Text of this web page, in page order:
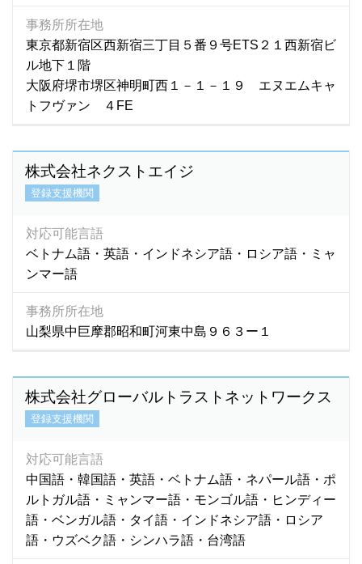
カンザビ語
カンボジア語 (586)
キマイ語
キリバス語
(1)
クメール語
(534)
クロアチア語
シンディー語
シンド語 (2)
シンハラ語
スペイン語
(191)
スロバキア語
(3)
セネガル語
セルビア語
ソロモン語
(1)
ゾンカ語 (5)
ゾンガ語 (0)
タイ語
(873)
事務所所在地
東京都新宿区西新宿三丁目５番９号ETS２１西新宿ビ
ル地下１階
大阪府堺市堺区神明町西１－１－１９ エヌエムキャ
トフヴァン ４FE
株式会社ネクストエイジ
登録支援機関
対応可能言語
ベトナム語・英語・インドネシア語・ロシア語・ミャ
ンマー語
事務所所在地
山梨県中巨摩郡昭和町河東中島９６３ー１
株式会社グローバルトラストネットワークス
登録支援機関
対応可能言語
中国語・韓国語・英語・ベトナム語・ネパール語・ポ
ルトガル語・ミャンマー語・モンゴル語・ヒンディー
語・ベンガル語・タイ語・インドネシア語・ロシア
語・ウズベク語・シンハラ語・台湾語